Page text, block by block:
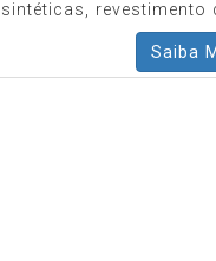
sintéticas, revestimento
face palmar e ponta dos
dedos em poliuretano
punho com inserções de
Saiba